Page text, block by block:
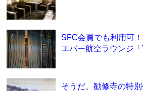
SFC会員でも利用可
エバー航空ラウンジ「
そうだ、勧修寺の特別